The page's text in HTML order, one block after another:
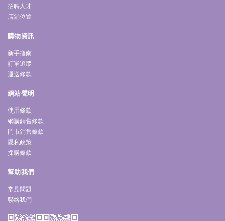
招聘人才
店鋪位置
購物資訊
新手指南
訂單追蹤
運送條款
網站聲明
使用條款
網購銷售條款
門市銷售條款
隱私政策
採購條款
幫助我們
常見問題
聯絡我們